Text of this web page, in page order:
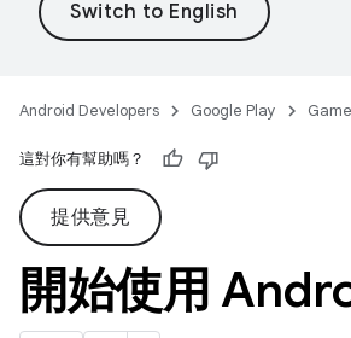
Android Developers Google Play
這對你有幫助嗎？
提供意見
開始使用